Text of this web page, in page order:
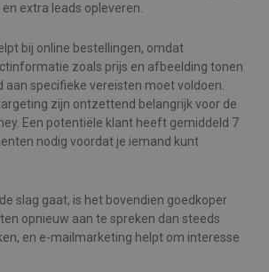
extra leads opleveren.
bij online bestellingen, omdat
zoals prijs en afbeelding tonen
aan specifieke vereisten moet voldoen.
zijn ontzettend belangrijk voor de
Een potentiële klant heeft gemiddeld 7
nodig voordat je iemand kunt
slag gaat, is het bovendien goedkoper
opnieuw aan te spreken dan steeds
en e-mailmarketing helpt om interesse